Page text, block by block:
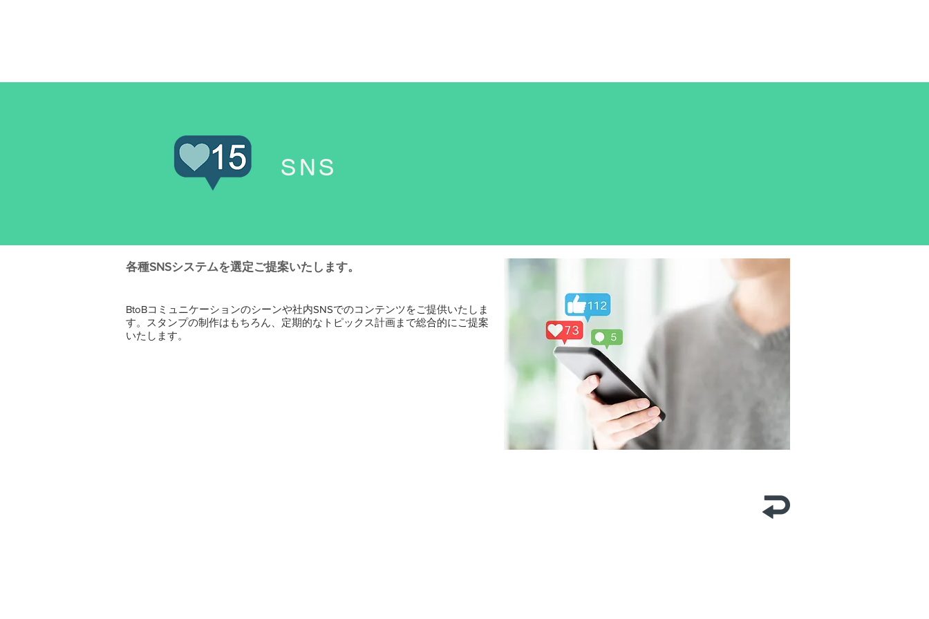
SNS
各種SNSシステムを選定ご提案いたします。
BtoBコミュニケーションのシーンや社内SNSでのコンテンツをご提供いたしま
す。スタンプの制作はもちろん、定期的なトピックス計画まで総合的にご提案
いたします。